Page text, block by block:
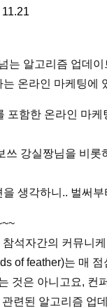
는 알고리즘 업데
온라인 마케팅에
포함한 온라인 마
쓰 강실짱님을 비
생각하니.. 벌써
석자간의 커뮤니
of feather)는 매
것은 아니고요,
련된 알고리즘 업